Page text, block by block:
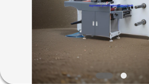
PRODUTOS
SOBRE
NÓS